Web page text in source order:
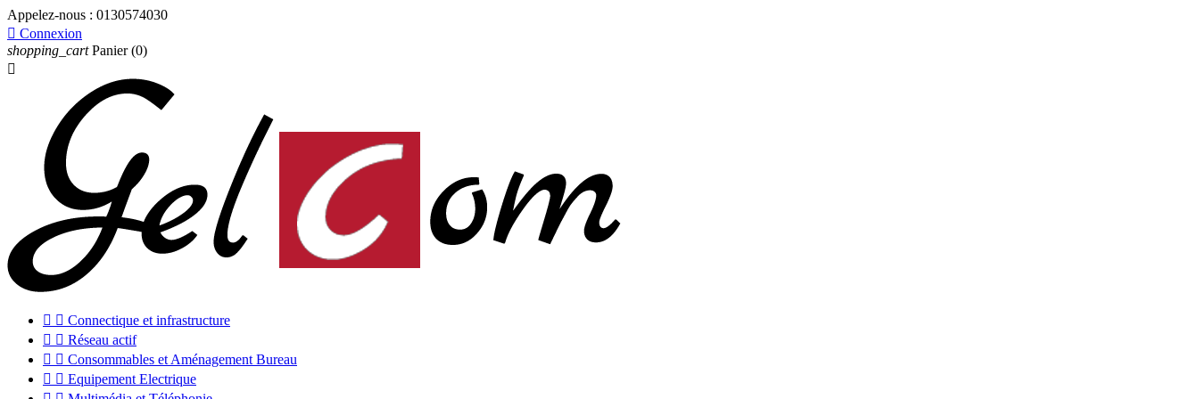
Appelez-nous : 0130574030
 Connexion
shopping_cart Panier (0)

  Connectique et infrastructure
  Réseau actif
  Consommables et Aménagement Bureau
  Equipement Electrique